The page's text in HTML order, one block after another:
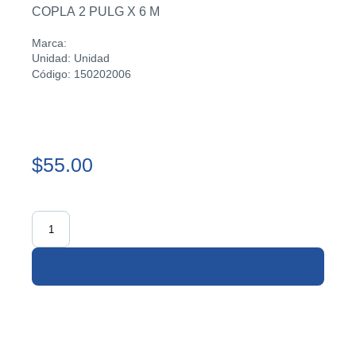
COPLA 2 PULG X 6 M
Marca:
Unidad: Unidad
Código: 150202006
$55.00